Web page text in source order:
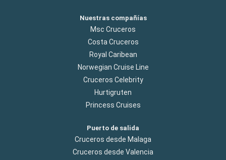
Nuestras compañías
Msc Cruceros
Costa Cruceros
Royal Caribean
Norwegian Cruise Line
Cruceros Celebrity
Hurtigruten
Princess Cruises
Puerto de salida
Cruceros desde Malaga
Cruceros desde Valencia